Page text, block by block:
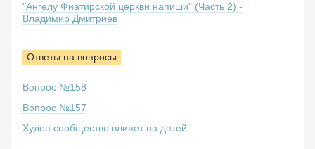
"Ангелу Фиатирской церкви напиши" (Часть 2) -
Владимир Дмитриев
Ответы на вопросы
Вопрос №158
Вопрос №157
Худое сообщество влияет на детей